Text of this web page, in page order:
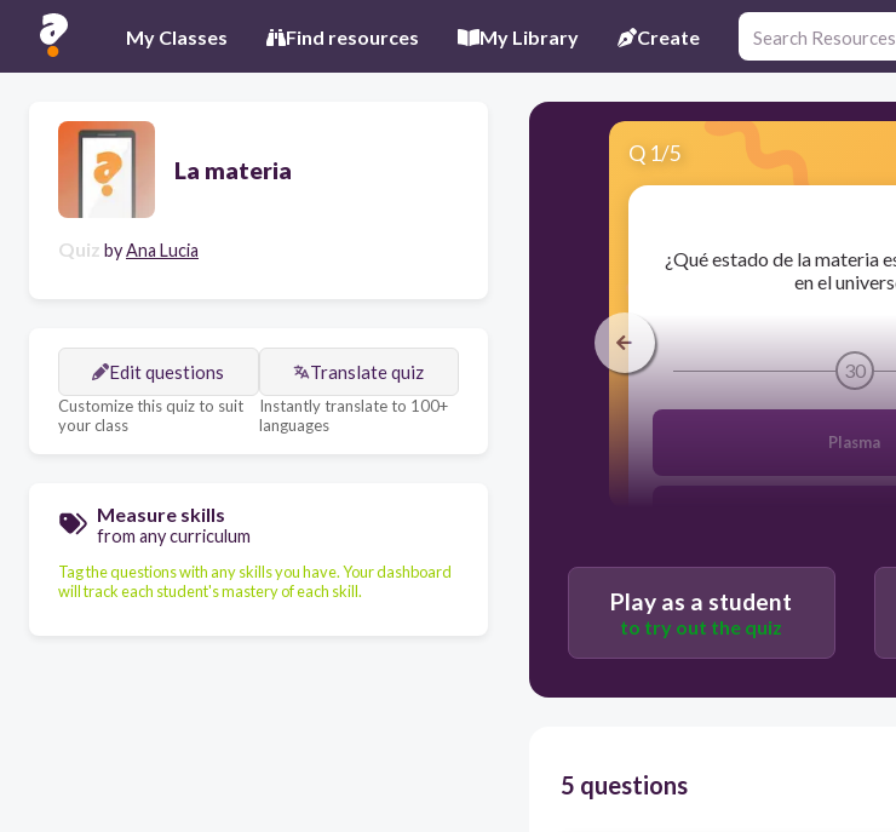
My Classes Find resources My Library Create
La materia
Quiz byAna Lucia
Edit questions
Customize this quiz to suit
your class
Translate quiz
Instantly translate to 100+
languages
Measure skills
from any curriculum
Tag the questions with any skills you have. Your dashboard
will track each student's mastery of each skill.
Q 1/5
¿Qué estado de la materia
en el
30
Plasma
Play as a student
to try out the quiz
5 questions